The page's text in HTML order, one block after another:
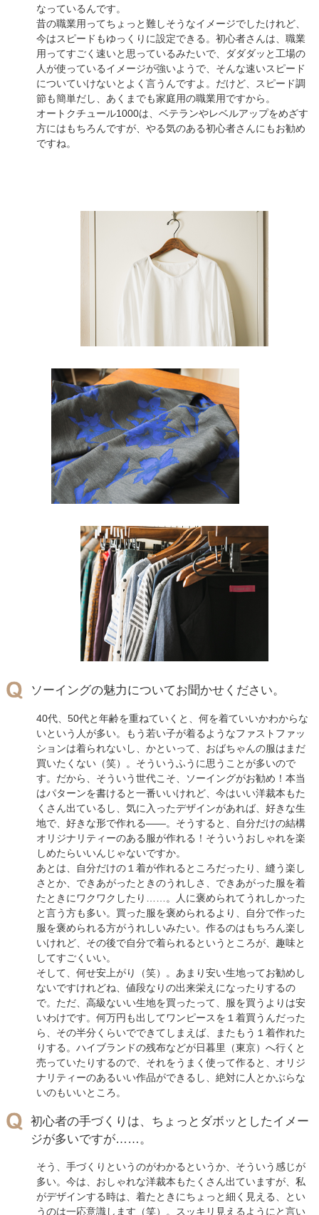
なっているんです。
昔の職業用ってちょっと難しそうなイメージでしたけれど、
今はスピードもゆっくりに設定できる。初心者さんは、職業
用ってすごく速いと思っているみたいで、ダダダッと工場の
人が使っているイメージが強いようで、そんな速いスピード
についていけないとよく言うんですよ。だけど、スピード調
節も簡単だし、あくまでも家庭用の職業用ですから。
オートクチュール1000は、ベテランやレベルアップをめざす
方にはもちろんですが、やる気のある初心者さんにもお勧め
ですね。
ソーイングの魅力についてお聞かせください。
40代、50代と年齢を重ねていくと、何を着ていいかわからな
いという人が多い。もう若い子が着るようなファストファッ
ションは着られないし、かといって、おばちゃんの服はまだ
買いたくない（笑）。そういうふうに思うことが多いので
す。だから、そういう世代こそ、ソーイングがお勧め！本当
はパターンを書けると一番いいけれど、今はいい洋裁本もた
くさん出ているし、気に入ったデザインがあれば、好きな生
地で、好きな形で作れる――。そうすると、自分だけの結構
オリジナリティーのある服が作れる！そういうおしゃれを楽
しめたらいいんじゃないですか。
あとは、自分だけの１着が作れるところだったり、縫う楽し
さとか、できあがったときのうれしさ、できあがった服を着
たときにワクワクしたり……。人に褒められてうれしかった
と言う方も多い。買った服を褒められるより、自分で作った
服を褒められる方がうれしいみたい。作るのはもちろん楽し
いけれど、その後で自分で着られるというところが、趣味と
してすごくいい。
そして、何せ安上がり（笑）。あまり安い生地ってお勧めし
ないですけれどね、値段なりの出来栄えになったりするの
で。ただ、高級ないい生地を買ったって、服を買うよりは安
いわけです。何万円も出してワンピースを１着買うんだった
ら、その半分くらいでできてしまえば、またもう１着作れた
りする。ハイブランドの残布などが日暮里（東京）へ行くと
売っていたりするので、それをうまく使って作ると、オリジ
ナリティーのあるいい作品ができるし、絶対に人とかぶらな
いのもいいところ。
初心者の手づくりは、ちょっとダボッとしたイメー
ジが多いですが……。
そう、手づくりというのがわかるというか、そういう感じが
多い。今は、おしゃれな洋裁本もたくさん出ていますが、私
がデザインする時は、着たときにちょっと細く見える、とい
うのは一応意識します（笑）。スッキリ見えるようにと言い